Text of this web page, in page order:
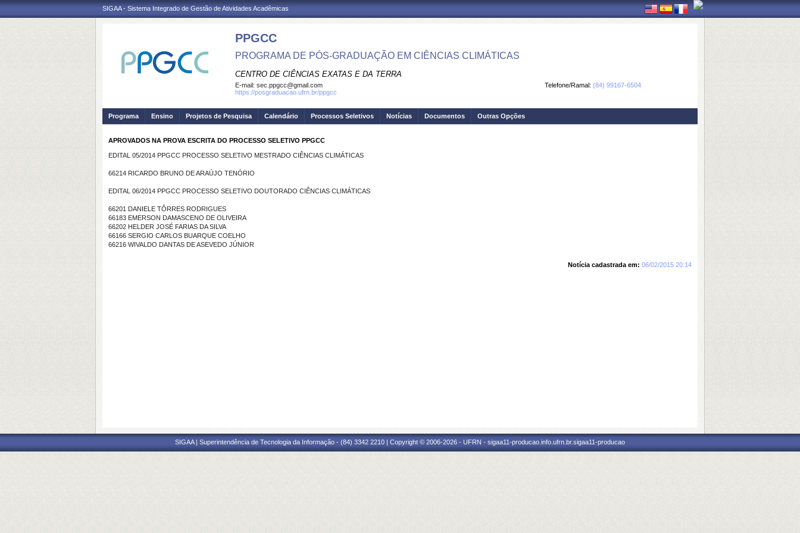
SIGAA - Sistema Integrado de Gestão de Atividades Acadêmicas
PPGCC
PROGRAMA DE PÓS-GRADUAÇÃO EM CIÊNCIAS CLIMÁTICAS
CENTRO DE CIÊNCIAS EXATAS E DA TERRA
Telefone/Ramal: (84) 99167-6504
E-mail: sec.ppgcc@gmail.com
https://posgraduacao.ufrn.br/ppgcc
Programa Ensino Projetos de Pesquisa Calendário Processos Seletivos Notícias Documentos Outras Opções
APROVADOS NA PROVA ESCRITA DO PROCESSO SELETIVO PPGCC
EDITAL 05/2014 PPGCC PROCESSO SELETIVO MESTRADO CIÊNCIAS CLIMÁTICAS
66214 RICARDO BRUNO DE ARAÚJO TENÓRIO
EDITAL 06/2014 PPGCC PROCESSO SELETIVO DOUTORADO CIÊNCIAS CLIMÁTICAS
66201 DANIELE TÔRRES RODRIGUES
66183 EMERSON DAMASCENO DE OLIVEIRA
66202 HELDER JOSÉ FARIAS DA SILVA
66166 SERGIO CARLOS BUARQUE COELHO
66216 WIVALDO DANTAS DE ASEVEDO JÚNIOR
Notícia cadastrada em: 06/02/2015 20:14
SIGAA | Superintendência de Tecnologia da Informação - (84) 3342 2210 | Copyright © 2006-2026 - UFRN - sigaa11-producao.info.ufrn.br.sigaa11-producao